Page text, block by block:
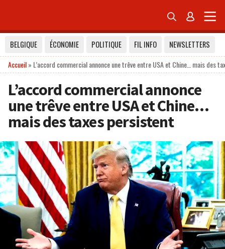
 
BELGIQUE ÉCONOMIE POLITIQUE FIL INFO
NEWSLETTERS
Accueil» L’accord commercial annonce une trêve entre USA et Chine… mais des
L’accord commercial annonce
une trêve entre USA et Chine…
mais des taxes persistent